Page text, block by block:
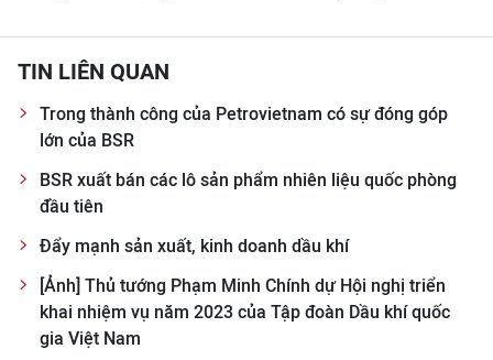
TIN LIÊN QUAN
Trong thành công của Petrovietnam có sự đóng góp
lớn của BSR
BSR xuất bán các lô sản phẩm nhiên liệu quốc phòng
đầu tiên
Đẩy mạnh sản xuất, kinh doanh dầu khí
[Ảnh] Thủ tướng Phạm Minh Chính dự Hội nghị triển
khai nhiệm vụ năm 2023 của Tập đoàn Dầu khí quốc
gia Việt Nam